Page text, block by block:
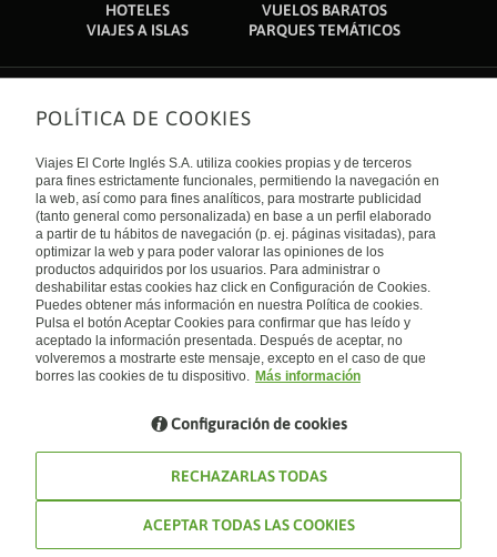
HOTELES
VUELOS BARATOS
VIAJES A ISLAS
PARQUES TEMÁTICOS
Sobre nosotros
Quiénes somos
Financiación
Sostenibilidad
Turismo accesible
Tarjeta El Corte Inglés
Trabaja con nosotros
El Corte Inglés
Canal Ético
Enlaces de interés
Guías de viaje
Catálogos
Auto check-in
Condiciones Generales
Política de privacidad
Política de cookies
Accesibilidad
Empresas/ Grupos
Internacional
España
Visita nuestro blog
Blog de Viajes el Corte inglés
POLÍTICA DE COOKIES
Viajes El Corte Inglés S.A. utiliza cookies propias y de terceros
para fines estrictamente funcionales, permitiendo la navegación en
la web, así como para fines analíticos, para mostrarte publicidad
(tanto general como personalizada) en base a un perfil elaborado
a partir de tu hábitos de navegación (p. ej. páginas visitadas), para
optimizar la web y para poder valorar las opiniones de los
productos adquiridos por los usuarios. Para administrar o
deshabilitar estas cookies haz click en Configuración de Cookies.
Puedes obtener más información en nuestra Política de cookies.
Pulsa el botón Aceptar Cookies para confirmar que has leído y
aceptado la información presentada. Después de aceptar, no
volveremos a mostrarte este mensaje, excepto en el caso de que
borres las cookies de tu dispositivo. Más información
Configuración de cookies
RECHAZARLAS TODAS
ACEPTAR TODAS LAS COOKIES